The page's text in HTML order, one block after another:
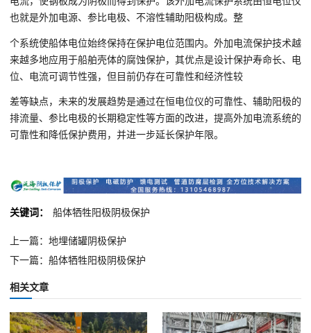
也就是外加电源、参比电极、不溶性辅助阳极构成。整
个系统使船体电位始终保持在保护电位范围内。外加电流保护技术越
来越多地应用于船舶壳体的腐蚀保护，其优点是设计保护寿命长、电
位、电流可调节性强，但目前仍存在可靠性和经济性较
差等缺点，未来的发展趋势是通过在恒电位仪的可靠性、辅助阳极的
排流量、参比电极的长期稳定性等方面的改进，提高外加电流系统的
可靠性和降低保护费用，并进一步延长保护年限。‍‍
关键词： 船体牺牲阳极阴极保护
上一篇：地埋储罐阴极保护
下一篇：船体牺牲阳极阴极保护
相关文章